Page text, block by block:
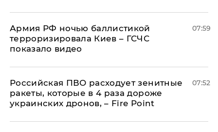
Армия РФ ночью баллистикой
терроризировала Киев – ГСЧС
показало видео
07:59
Российская ПВО расходует зенитные
ракеты, которые в 4 раза дороже
украинских дронов, – Fire Point
07:52